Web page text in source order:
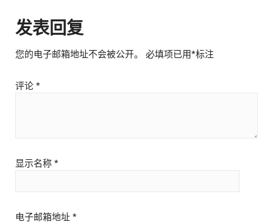
发表回复
您的电子邮箱地址不会被公开。 必填项已用*标注
评论 *
显示名称 *
电子邮箱地址 *